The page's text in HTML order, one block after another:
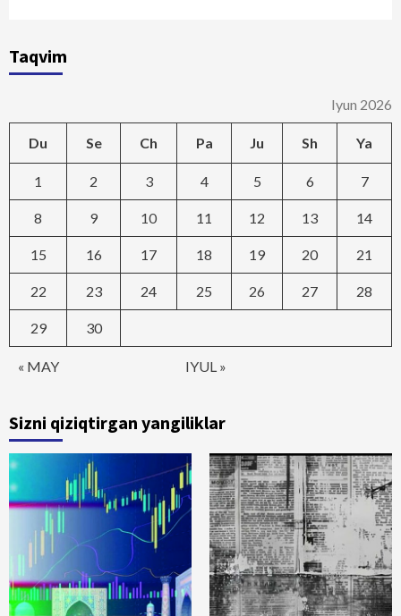
Taqvim
Iyun 2026
Du Se Ch Pa Ju Sh Ya
« MAY IYUL »
1 2 3 4 5 6 7
8 9 10 11 12 13 14
15 16 17 18 19 20 21
22 23 24 25 26 27 28
29 30
Sizni qiziqtirgan yangiliklar